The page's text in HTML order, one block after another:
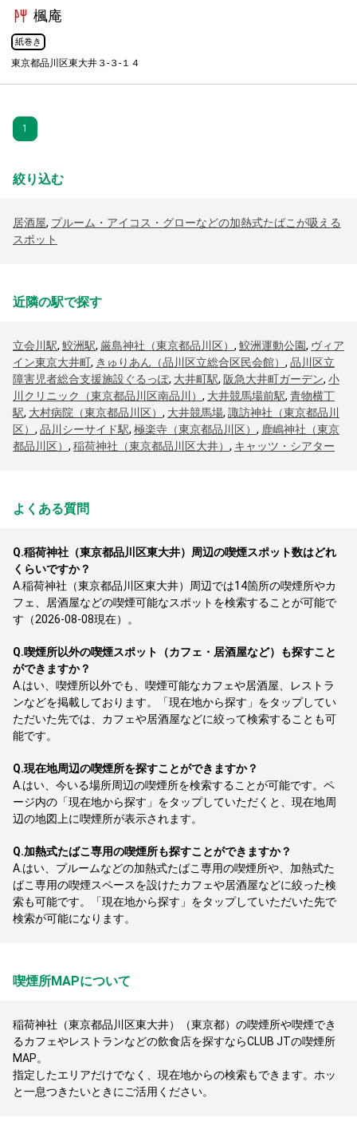
楓庵
紙巻き
東京都品川区東大井３-３-１４
1
絞り込む
居酒屋, プルーム・アイコス・グローなどの加熱式たばこが吸える
スポット
近隣の駅で探す
立会川駅, 鮫洲駅, 厳島神社（東京都品川区） , 鮫洲運動公園, ヴィア
イン東京大井町, きゅりあん（品川区立総合区民会館） , 品川区立
障害児者総合支援施設ぐるっぽ, 大井町駅, 阪急大井町ガーデン, 小
川クリニック（東京都品川区南品川） , 大井競馬場前駅, 青物横丁
駅, 大村病院（東京都品川区） , 大井競馬場, 諏訪神社（東京都品川
区） , 品川シーサイド駅, 極楽寺（東京都品川区） , 鹿嶋神社（東京
都品川区） , 稲荷神社（東京都品川区大井） , キャッツ・シアター
よくある質問
Q.稲荷神社（東京都品川区東大井）周辺の喫煙スポット数はどれ
くらいですか？
A.稲荷神社（東京都品川区東大井）周辺では14箇所の喫煙所やカ
フェ、居酒屋などの喫煙可能なスポットを検索することが可能で
す（2026-08-08現在）。
Q.喫煙所以外の喫煙スポット（カフェ・居酒屋など）も探すこと
ができますか？
A. はい、喫煙所以外でも、喫煙可能なカフェや居酒屋、レストラ
ンなどを掲載しております。「現在地から探す」をタップしてい
ただいた先では、カフェや居酒屋などに絞って検索することも可
能です。
Q.現在地周辺の喫煙所を探すことができますか？
A. はい、今いる場所周辺の喫煙所を検索することが可能です。ペ
ージ内の「現在地から探す」をタップしていただくと、現在地周
辺の地図上に喫煙所が表示されます。
Q.加熱式たばこ専用の喫煙所も探すことができますか？
A. はい、プルームなどの加熱式たばこ専用の喫煙所や、加熱式た
ばこ専用の喫煙スペースを設けたカフェや居酒屋などに絞った検
索も可能です。「現在地から探す」をタップしていただいた先で
検索が可能になります。
喫煙所MAPについて
稲荷神社（東京都品川区東大井）（東京都）の喫煙所や喫煙でき
るカフェやレストランなどの飲食店を探すならCLUB JTの喫煙所
MAP。
指定したエリアだけでなく、現在地からの検索もできます。ホッ
と一息つきたいときにご活用ください。